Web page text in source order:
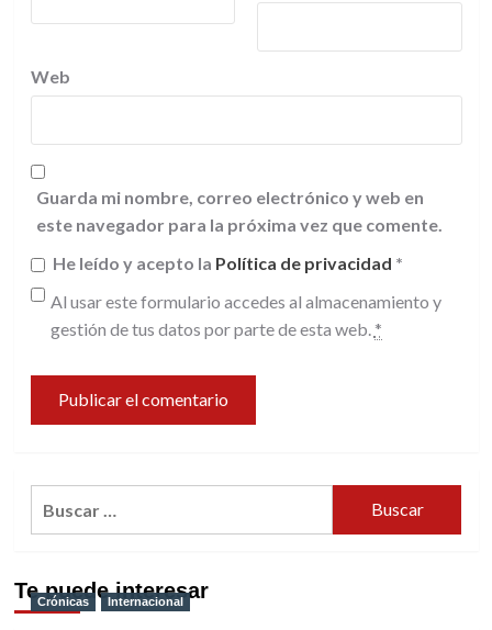
Web
Guarda mi nombre, correo electrónico y web en
este navegador para la próxima vez que comente.
He leído y acepto la Política de privacidad *
Al usar este formulario accedes al almacenamiento y
gestión de tus datos por parte de esta web. *
Te puede interesar
Crónicas Internacional